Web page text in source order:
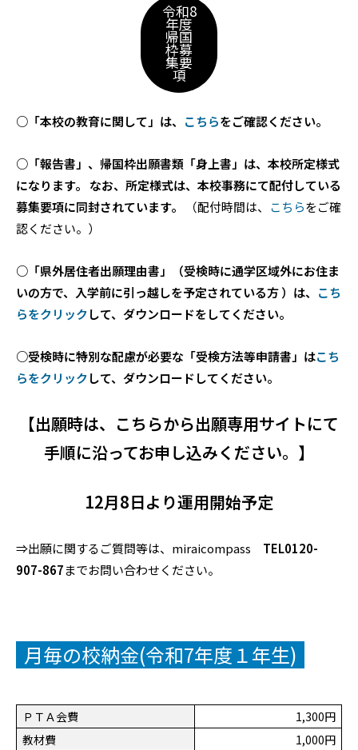
令和8
年度
帰国
枠募
集要
項
○「本校の教育に関して」は、 こちらをご確認ください。
○「報告書」、帰国枠出願書類「身上書」は、本校所定様式
になります。
なお、所定様式は、本校事務にて配付している
募集要項に同封されています。
（配付時間は、 こちらをご確
認ください。）
○「県外居住者出願理由書」（受検時に通学区域外にお住ま
いの方で、入学前に引っ越しを予定されている方）は、 こち
らをクリックして、ダウンロードをしてください。
○受検時に特別な配慮が必要な「受検方法等申請書」はこち
らをクリックして、ダウンロードしてください。
【出願時は、こちらから出願専用サイトにて
手順に沿ってお申し込みください。】
12月8日より運用開始予定
⇒出願に関するご質問等は、miraicompass TEL0120-
907-867までお問い合わせください。
月毎の校納金(令和7年度１年生)
ＰＴＡ会費
1,300円
教材費
1,000円